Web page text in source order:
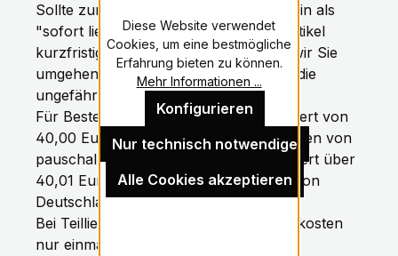
Sollte zum Zeitpunkt Ihrer Bestellung ein als
"sofort lieferbar" gekennzeichneter Artikel
kurzfristig ausgegangen sein, werden wir Sie
umgehend benachrichtigen und Ihnen die
ungefähre Lieferzeit mitteilen.
Für Bestellungen bis zu einem Warenwert von
40,00 Euro berechnen wir Versandkosten von
pauschal 4,98 Euro. Ab einem Warenwert über
40,01 Euro ist die Lieferung innerhalb von
Deutschland versandkostenfrei
Bei Teillieferungen werden die Versandkosten
nur einmal in Rechnung gestellt.
Diese Website verwendet
Cookies, um eine bestmögliche
Erfahrung bieten zu können.
Mehr Informationen ...
Nur technisch notwendige
Konfigurieren
Alle Cookies akzeptieren